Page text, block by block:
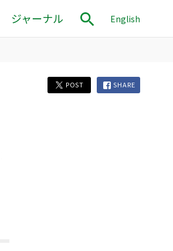
ジャーナル English
POST SHARE